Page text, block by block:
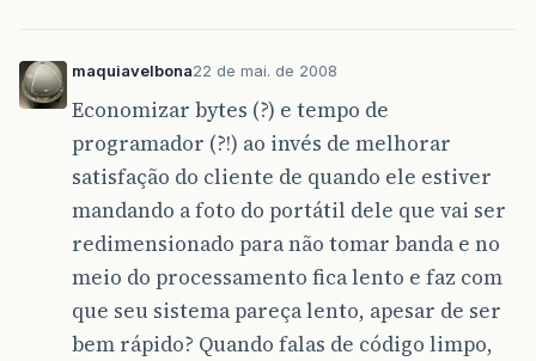
maquiavelbona22 de mai. de 2008
Economizar bytes (?) e tempo de
programador (?!) ao invés de melhorar
satisfação do cliente de quando ele estiver
mandando a foto do portátil dele que vai ser
redimensionado para não tomar banda e no
meio do processamento fica lento e faz com
que seu sistema pareça lento, apesar de ser
bem rápido? Quando falas de código limpo,